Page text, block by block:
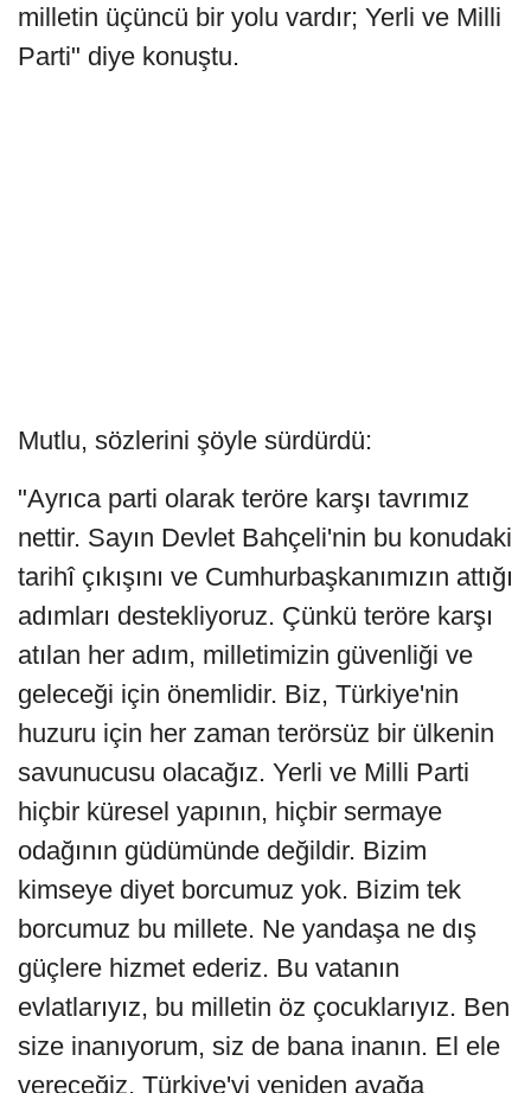
milletin üçüncü bir yolu vardır; Yerli ve Milli
Parti" diye konuştu.
Mutlu, sözlerini şöyle sürdürdü:
"Ayrıca parti olarak teröre karşı tavrımız
nettir. Sayın Devlet Bahçeli'nin bu konudaki
tarihî çıkışını ve Cumhurbaşkanımızın attığı
adımları destekliyoruz. Çünkü teröre karşı
atılan her adım, milletimizin güvenliği ve
geleceği için önemlidir. Biz, Türkiye'nin
huzuru için her zaman terörsüz bir ülkenin
savunucusu olacağız. Yerli ve Milli Parti
hiçbir küresel yapının, hiçbir sermaye
odağının güdümünde değildir. Bizim
kimseye diyet borcumuz yok. Bizim tek
borcumuz bu millete. Ne yandaşa ne dış
güçlere hizmet ederiz. Bu vatanın
evlatlarıyız, bu milletin öz çocuklarıyız. Ben
size inanıyorum, siz de bana inanın. El ele
vereceğiz, Türkiye'yi yeniden ayağa